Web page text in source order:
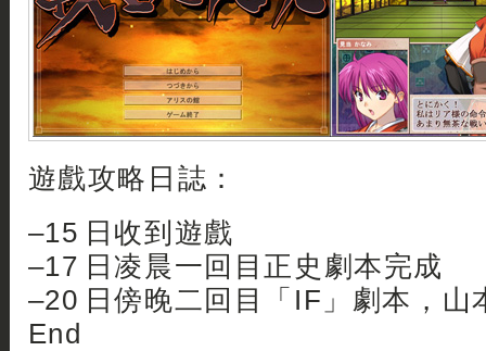
遊戲攻略日誌：
–15 日收到遊戲
–17 日凌晨一回目正史劇本完成
–20 日傍晚二回目「IF」劇本，山
End